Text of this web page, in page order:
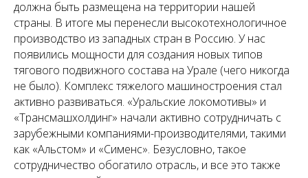
должна быть размещена на территории нашей
страны. В итоге мы перенесли высокотехнологичное
производство из западных стран в Россию. У нас
появились мощности для создания новых типов
тягового подвижного состава на Урале (чего никогда
не было). Комплекс тяжелого машиностроения стал
активно развиваться. «Уральские локомотивы» и
«Трансмашхолдинг» начали активно сотрудничать с
зарубежными компаниями-производителями, такими
как «Альстом» и «Сименс». Безусловно, такое
сотрудничество обогатило отрасль, и все это также